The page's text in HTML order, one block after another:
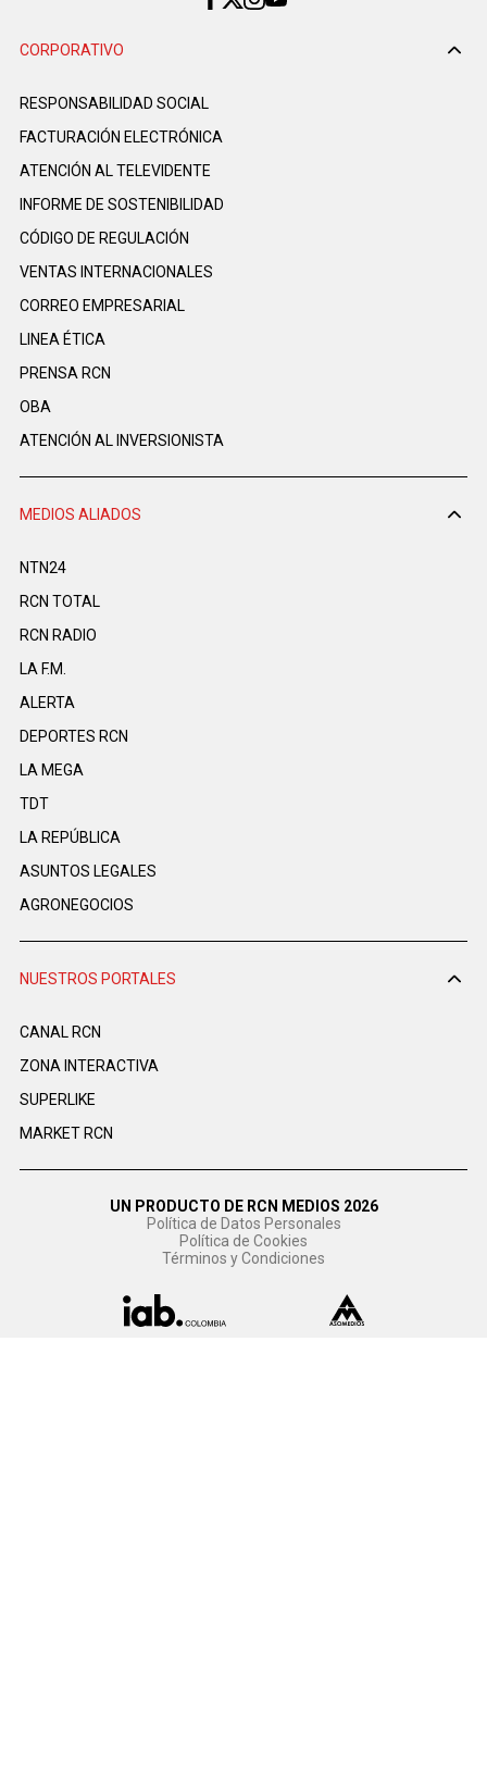
CORPORATIVO
RESPONSABILIDAD SOCIAL
FACTURACIÓN ELECTRÓNICA
ATENCIÓN AL TELEVIDENTE
INFORME DE SOSTENIBILIDAD
CÓDIGO DE REGULACIÓN
VENTAS INTERNACIONALES
CORREO EMPRESARIAL
LINEA ÉTICA
PRENSA RCN
OBA
ATENCIÓN AL INVERSIONISTA
MEDIOS ALIADOS
NTN24
RCN TOTAL
RCN RADIO
LA F.M.
ALERTA
DEPORTES RCN
LA MEGA
TDT
LA REPÚBLICA
ASUNTOS LEGALES
AGRONEGOCIOS
NUESTROS PORTALES
CANAL RCN
ZONA INTERACTIVA
SUPERLIKE
MARKET RCN
UN PRODUCTO DE RCN MEDIOS 2026
Política de Datos Personales
Política de Cookies
Términos y Condiciones